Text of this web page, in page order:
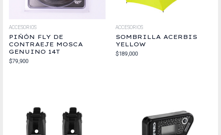
ACCESORIOS
PIÑÓN FLY DE
CONTRAEJE MOSCA
GENUINO 14T
$79,900
ACCESORIOS
SOMBRILLA ACERBIS
YELLOW
$189,000